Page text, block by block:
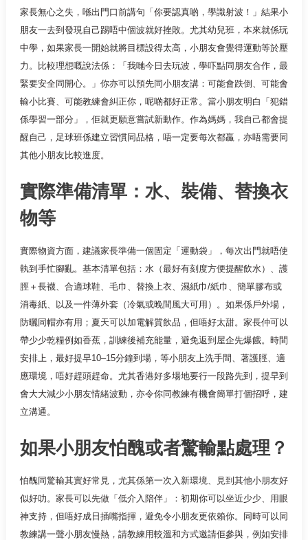
家長無心之失，喺出門口前講句「你要認真啲，學識射波！」結果小
朋友一去到發現自己踢唔中個波就好挫敗。尤其幼兒班，本來就係玩
中學，如果家長一開始就將目標設得太高，小朋友會覺得運動等於壓
力。比較理想嘅說法係：「我哋今日去玩波，學吓點同朋友合作，最
緊要安全同開心。」你亦可以預先同小朋友講：可能會跌倒、可能會
輸小比賽、可能教練會糾正你，呢啲都好正常。當小朋友明白「犯錯
係學習一部分」，佢就更願意嘗試新動作。作為媽媽，我自己都會提
醒自己，足球班係建立習慣同品格，唔一定要每次都贏，亦唔需要同
其他小朋友比較進度。
實際準備清單：水、裝備、替換衣
物等
實際物資方面，建議家長準備一個固定「運動袋」，每次出門就唔使
執到手忙腳亂。基本清單包括：水（最好有刻度方便提醒飲水）、護
脛＋長襪、合適球鞋、毛巾、替換上衣、濕紙巾/紙巾、簡單膠布或
消毒紙、以及一件薄外套（冷氣或晚間風大可用）。如果係戶外場，
防曬同帽亦有用；夏天可以加電解質飲品，但唔好太甜。家長仲可以
帶少少乾糧例如香蕉，訓練後補充能量，避免返到屋企先爆餓。時間
安排上，最好提早10–15分鐘到場，等小朋友上洗手間、著護脛、適
應環境，唔好趕頭趕命。尤其香港好多場地要行一段路先到，提早到
會大大減少小朋友情緒波動，亦令你同教練有機會簡單打個招呼，建
立溝通。
如果小朋友怕醜或者驚輸點處理？
怕醜同驚輸其實好常見，尤其係第一次入新環境、見到其他小朋友好
似好叻。家長可以先做「低介入陪伴」：初期你可以坐近少少、用眼
神支持，但唔好成日插嘴指揮，避免令小朋友更依賴你。同時可以同
教練講一聲小朋友慢熱，請教練用較溫和方式邀請佢參與，例如安排